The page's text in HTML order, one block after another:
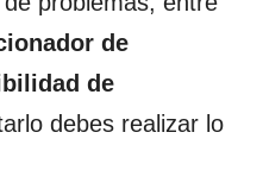
de
de
debes realizar lo